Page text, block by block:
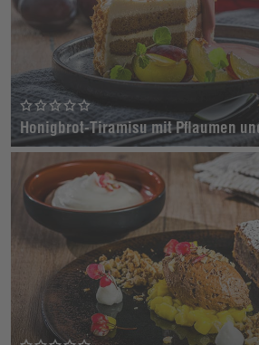
Honigbrot-Tiramisu mit Pflaumen